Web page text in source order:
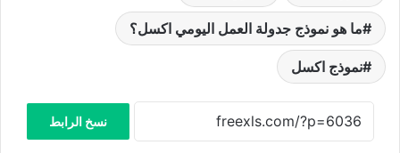
ما هو نموذج جدولة العمل اليومي اكسل؟
نموذج اكسل
نسخ الرابط